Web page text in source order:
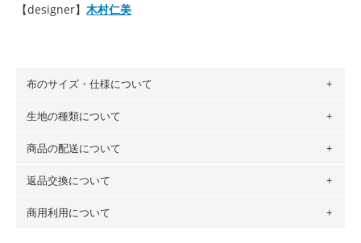
【designer】 木村仁美
布のサイズ・仕様について
布の長さは50cm単位での販売になります。
場合 → 購入数量「7」
生地の種類について
・現在、すべてのデザインのプリントに使用している生地は
ットン（ダブルガーゼ）・100％コットン（ローン）・コッ
トンリネン（ビエラ織）・100％コットン（ツイル）・
100％コットン（キャンバス・11号帆布）です。
商品の配送について
・ネコポスでの配送は、布は2mまで型紙は2個までとなりま
も送料の表示が600円となり宅急便での配送となります。
返品交換について
・布はご注文後に注文数量のみをプリントするため、
購入後
商用利用について